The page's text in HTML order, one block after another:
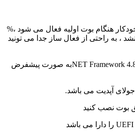
هنگام بوت اولیه فعال می شود ،%
راحتی از فعال ساز جدا می تونید
2 - ویندوز شامل IE 11 و NET Framework 4.8به صورت پیشفرض